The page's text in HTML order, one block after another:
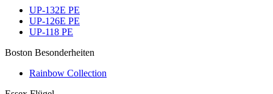
UP-132E PE
UP-126E PE
UP-118 PE
Boston Besonderheiten
Rainbow Collection